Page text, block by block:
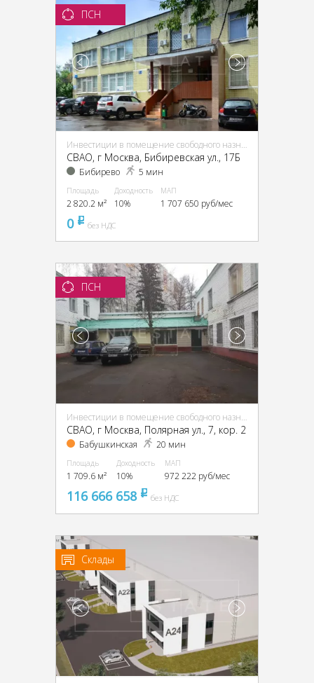
ПСН
Инвестиции в помещение свободного назначения (ПСН)
CВАО, г Москва, Бибиревская ул., 17Б
Бибирево 5 мин
Площадь
2 820.2 м²
Доходность
10%
МАП
1 707 650 руб/мес
0 pуббез НДС
ПСН
Инвестиции в помещение свободного назначения (ПСН)
CВАО, г Москва, Полярная ул., 7, кор. 2
Бабушкинская 20 мин
Площадь
1 709.6 м²
Доходность
10%
МАП
972 222 руб/мес
116 666 658 pуббез НДС
Склады